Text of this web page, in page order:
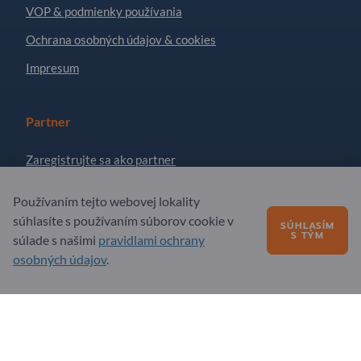
VOP & podmienky používania
Ochrana osobných údajov & cookies
Impresum
Partner
Zaregistrujte sa ako partner
Otázky?
Používaním tejto webovej lokality
súhlasíte s používaním súborov cookie v
súlade s našimi pravidlami ochrany
osobných údajov.
SÚHLASÍM
S TÝM